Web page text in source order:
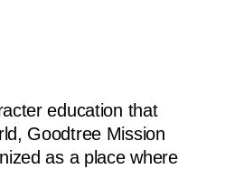
education that
Goodtree Mission
as a place where